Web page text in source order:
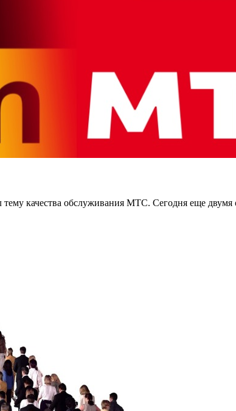
тему качества обслуживания МТС. Сегодня еще